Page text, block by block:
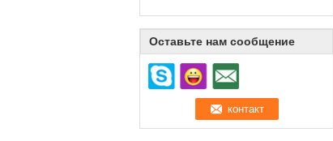
Оставьте нам сообщение